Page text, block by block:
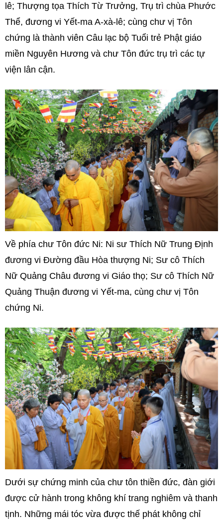
lê; Thượng tọa Thích Từ Trưởng, Trụ trì chùa Phước
Thể, đương vi Yết-ma A-xà-lê; cùng chư vị Tôn
chứng là thành viên Câu lạc bộ Tuổi trẻ Phật giáo
miền Nguyên Hương và chư Tôn đức trụ trì các tự
viện lân cận.
Về phía chư Tôn đức Ni: Ni sư Thích Nữ Trung Định
đương vi Đường đầu Hòa thượng Ni; Sư cô Thích
Nữ Quảng Châu đương vi Giáo thọ; Sư cô Thích Nữ
Quảng Thuận đương vi Yết-ma, cùng chư vị Tôn
chứng Ni.
Dưới sự chứng minh của chư tôn thiền đức, đàn giới
được cử hành trong không khí trang nghiêm và thanh
tịnh. Những mái tóc vừa được thế phát không chỉ